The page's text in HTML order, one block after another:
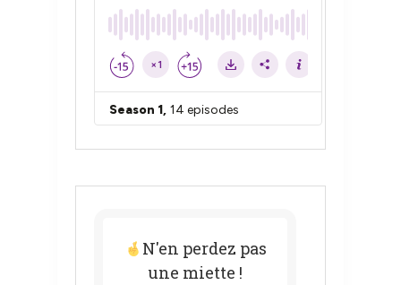
N'en perdez pas
une miette !